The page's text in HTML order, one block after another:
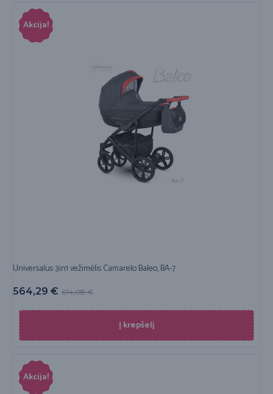
Akcija!
Universalus 3in1 vežimėlis Camarelo Baleo, BA-7
614,08€
564,29 €
Į krepšelį
Akcija!